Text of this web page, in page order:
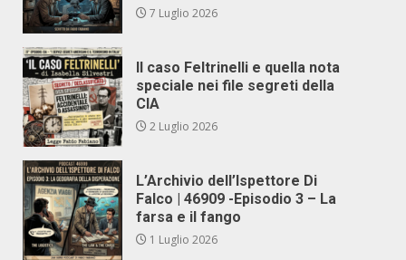
7 Luglio 2026
Il caso Feltrinelli e quella nota
speciale nei file segreti della
CIA
2 Luglio 2026
L’Archivio dell’Ispettore Di
Falco | 46909 -Episodio 3 – La
farsa e il fango
1 Luglio 2026